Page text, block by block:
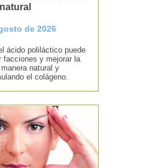
natural
de 2026
ácido poliláctico puede
facciones y mejorar la
natural y
el colágeno.